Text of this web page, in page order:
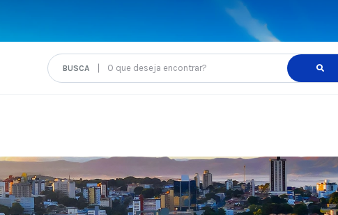
O que deseja encontrar?